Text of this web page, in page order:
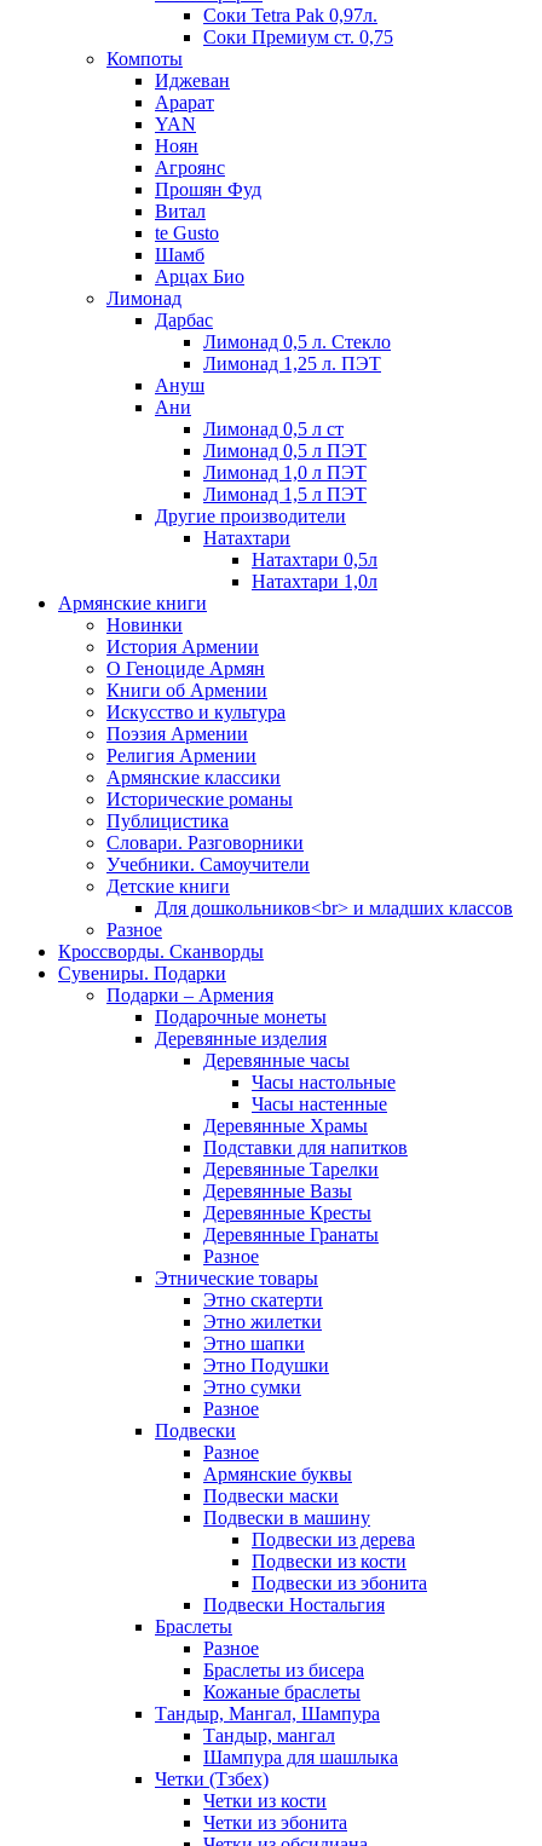
Соки Tetra Pak 0,97л.
Соки Премиум ст. 0,75
Компоты
Иджеван
Арарат
YAN
Ноян
Агроянс
Прошян Фуд
Витал
te Gusto
Шамб
Арцах Био
Лимонад
Дарбас
Лимонад 0,5 л. Стекло
Лимонад 1,25 л. ПЭТ
Ануш
Ани
Лимонад 0,5 л ст
Лимонад 0,5 л ПЭТ
Лимонад 1,0 л ПЭТ
Лимонад 1,5 л ПЭТ
Другие производители
Натахтари
Натахтари 0,5л
Натахтари 1,0л
Армянские книги
Новинки
История Армении
О Геноциде Армян
Книги об Армении
Иcкусство и культура
Поэзия Армении
Религия Армении
Армянские классики
Исторические романы
Публицистика
Словари. Разговорники
Учебники. Самоучители
Детские книги
Для дошкольников<br> и младших классов
Разное
Кроссворды. Сканворды
Сувениры. Подарки
Подарки – Армения
Подарочные монеты
Деревянные изделия
Деревянные часы
Часы настольные
Часы настенные
Деревянные Храмы
Подставки для напитков
Деревянные Тарелки
Деревянные Вазы
Деревянные Кресты
Деревянные Гранаты
Разное
Этнические товары
Этно скатерти
Этно жилетки
Этно шапки
Этно Подушки
Этно сумки
Разное
Подвески
Разное
Армянские буквы
Подвески маски
Подвески в машину
Подвески из дерева
Подвески из кости
Подвески из эбонита
Подвески Ностальгия
Браслеты
Разное
Браслеты из бисера
Кожаные браслеты
Тандыр, Мангал, Шампура
Тандыр, мангал
Шампура для шашлыка
Четки (Тзбех)
Четки из кости
Четки из эбонита